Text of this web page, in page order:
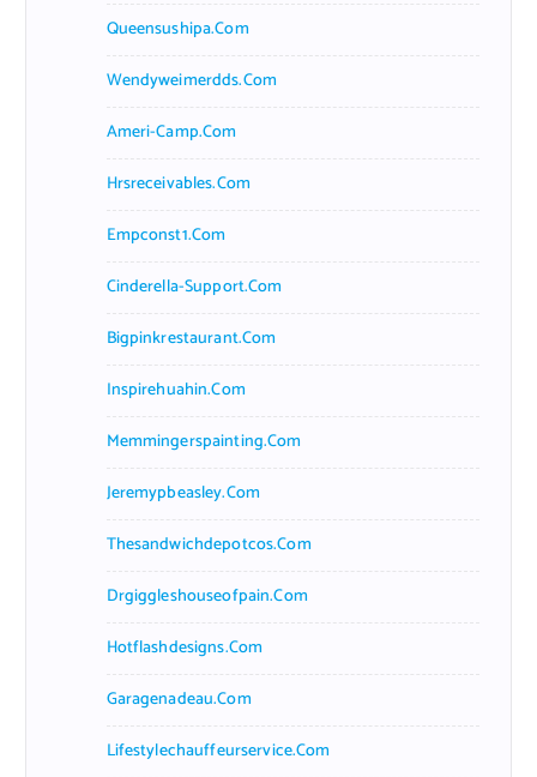
Queensushipa.com
Wendyweimerdds.com
Ameri-Camp.com
Hrsreceivables.com
Empconst1.com
Cinderella-Support.com
Bigpinkrestaurant.com
Inspirehuahin.com
Memmingerspainting.com
Jeremypbeasley.com
Thesandwichdepotcos.com
Drgiggleshouseofpain.com
Hotflashdesigns.com
Garagenadeau.com
Lifestylechauffeurservice.com